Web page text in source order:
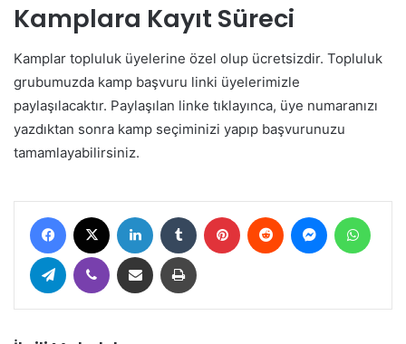
Kamplara Kayıt Süreci
Kamplar topluluk üyelerine özel olup ücretsizdir. Topluluk
grubumuzda kamp başvuru linki üyelerimizle
paylaşılacaktır. Paylaşılan linke tıklayınca, üye numaranızı
yazdıktan sonra kamp seçiminizi yapıp başvurunuzu
tamamlayabilirsiniz.
Facebook LinkedIn Tumblr Pinterest Reddit Messenger
Telegram Viber E-Posta ile paylaş Yazdır